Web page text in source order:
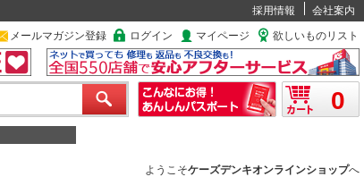
採用情報
会社案内
メールマガジン登録 ログイン マイページ 欲しいものリスト
0
ようこそケーズデンキオンラインショップへ